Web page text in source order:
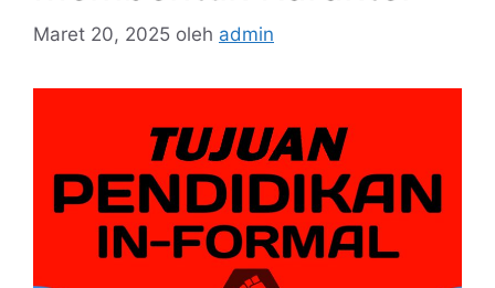
Maret 20, 2025 oleh admin